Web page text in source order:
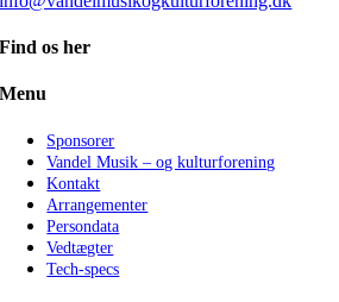
Find os her
Menu
Sponsorer
Vandel Musik – og kulturforening
Kontakt
Arrangementer
Persondata
Vedtægter
Tech-specs